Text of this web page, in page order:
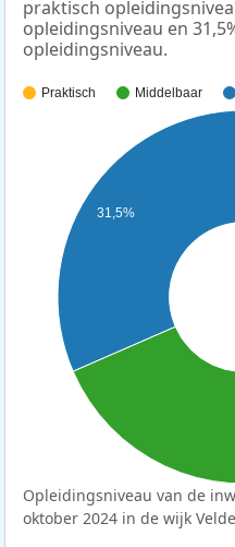
praktisch
opleidingsniveau en
opleidingsniveau.
Praktisch Middelbaar
31,5%
Opleidingsniveau van de
oktober 2024 in de wijk